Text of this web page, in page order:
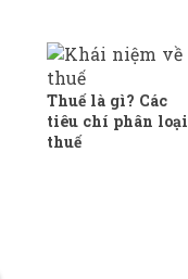
Thuế là gì? Các
tiêu chí phân loại
thuế